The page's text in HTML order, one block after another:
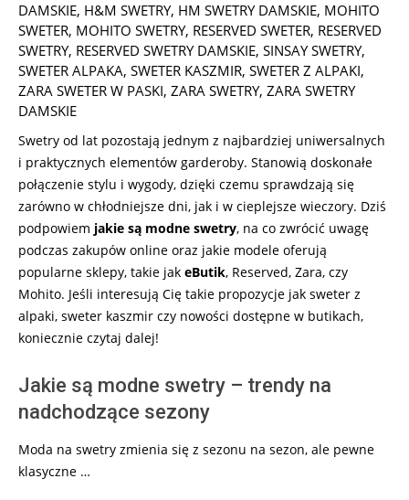
DAMSKIE, H&M SWETRY, HM SWETRY DAMSKIE, MOHITO
SWETER, MOHITO SWETRY, RESERVED SWETER, RESERVED
SWETRY, RESERVED SWETRY DAMSKIE, SINSAY SWETRY,
SWETER ALPAKA, SWETER KASZMIR, SWETER Z ALPAKI,
ZARA SWETER W PASKI, ZARA SWETRY, ZARA SWETRY
DAMSKIE
Swetry od lat pozostają jednym z najbardziej uniwersalnych
i praktycznych elementów garderoby. Stanowią doskonałe
połączenie stylu i wygody, dzięki czemu sprawdzają się
zarówno w chłodniejsze dni, jak i w cieplejsze wieczory. Dziś
podpowiem jakie są modne swetry, na co zwrócić uwagę
podczas zakupów online oraz jakie modele oferują
popularne sklepy, takie jak eButik, Reserved, Zara, czy
Mohito. Jeśli interesują Cię takie propozycje jak sweter z
alpaki, sweter kaszmir czy nowości dostępne w butikach,
koniecznie czytaj dalej!
Jakie są modne swetry – trendy na
nadchodzące sezony
Moda na swetry zmienia się z sezonu na sezon, ale pewne
klasyczne …